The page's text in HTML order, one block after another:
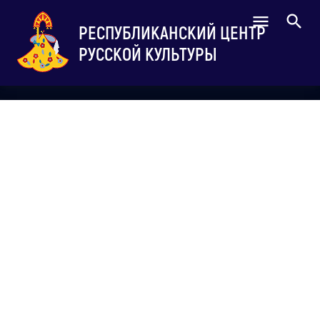
РЕСПУБЛИКАНСКИЙ ЦЕНТР
РУССКОЙ КУЛЬТУРЫ